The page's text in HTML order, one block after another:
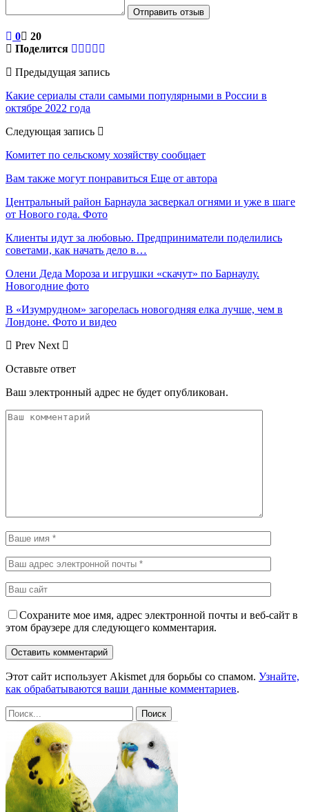
Отправить отзыв
0
20
Поделится
Предыдущая запись
Какие сериалы стали самыми популярными в России в
октябре 2022 года
Следующая запись
Комитет по сельскому хозяйству сообщает
Вам также могут понравиться Еще от автора
Центральный район Барнаула засверкал огнями и уже в шаге
от Нового года. Фото
Клиенты идут за любовью. Предприниматели поделились
советами, как начать дело в…
Олени Деда Мороза и игрушки «скачут» по Барнаулу.
Новогодние фото
В «Изумрудном» загорелась новогодняя елка лучше, чем в
Лондоне. Фото и видео
Prev Next
Оставьте ответ
Ваш электронный адрес не будет опубликован.
Сохраните мое имя, адрес электронной почты и веб-сайт в
этом браузере для следующего комментария.
Этот сайт использует Akismet для борьбы со спамом. Узнайте,
как обрабатываются ваши данные комментариев.